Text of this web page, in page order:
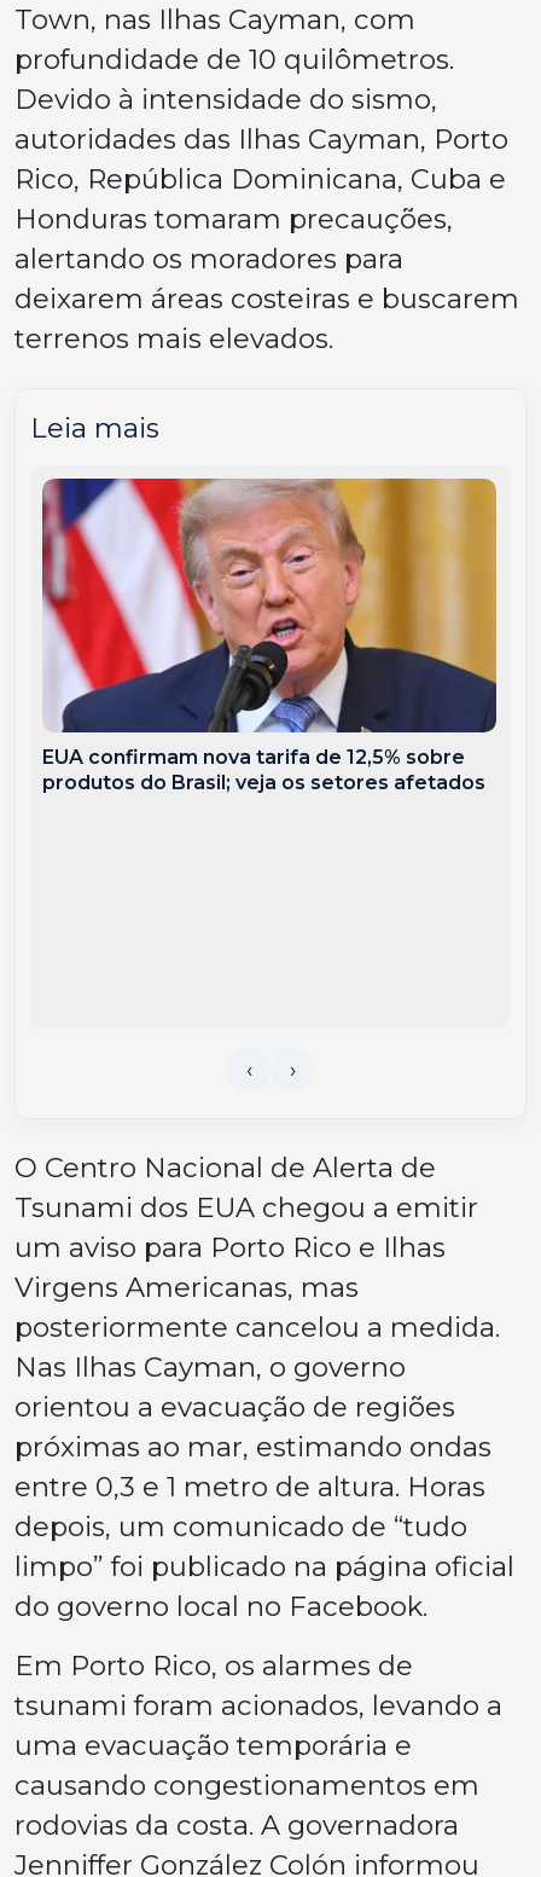
Town, nas Ilhas Cayman, com
profundidade de 10 quilômetros.
Devido à intensidade do sismo,
autoridades das Ilhas Cayman, Porto
Rico, República Dominicana, Cuba e
Honduras tomaram precauções,
alertando os moradores para
deixarem áreas costeiras e buscarem
terrenos mais elevados.
Leia mais
EUA confirmam nova tarifa de 12,5% sobre
produtos do Brasil; veja os setores afetados
O Centro Nacional de Alerta de
Tsunami dos EUA chegou a emitir
um aviso para Porto Rico e Ilhas
Virgens Americanas, mas
posteriormente cancelou a medida.
Nas Ilhas Cayman, o governo
orientou a evacuação de regiões
próximas ao mar, estimando ondas
entre 0,3 e 1 metro de altura. Horas
depois, um comunicado de “tudo
limpo” foi publicado na página oficial
do governo local no Facebook.
Em Porto Rico, os alarmes de
tsunami foram acionados, levando a
uma evacuação temporária e
causando congestionamentos em
rodovias da costa. A governadora
Jenniffer González Colón informou